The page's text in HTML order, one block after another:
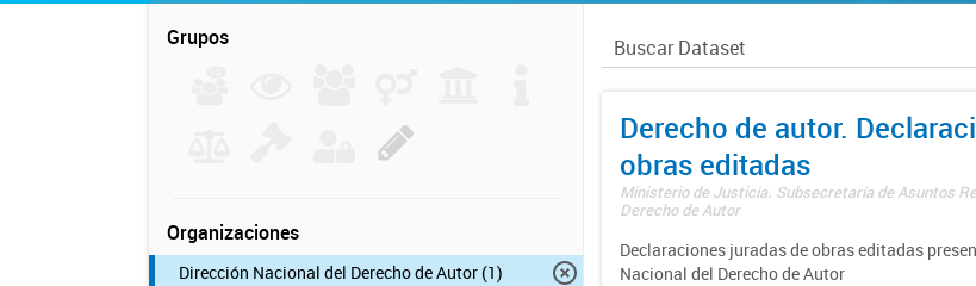
Grupos
Organizaciones
Dirección Nacional del Derecho de Autor (1)
Derecho de autor.
obras editadas
Ministerio de Justicia. Subsecretaría de Asuntos
Derecho de Autor
Declaraciones juradas de obras editadas
Nacional del Derecho de Autor